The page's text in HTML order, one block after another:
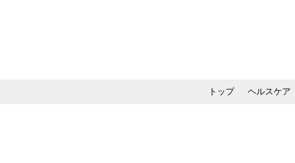
トップ ヘルスケア